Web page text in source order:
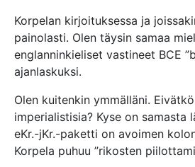
Korpelan kirjoituksessa ja
painolasti. Olen täysin samaa
englanninkieliset vastineet BCE
ajanlaskuksi.
Olen kuitenkin ymmälläni.
imperialistisia? Kyse on samasta
eKr.-jKr.-paketti on avoimen
Korpela puhuu ”rikosten